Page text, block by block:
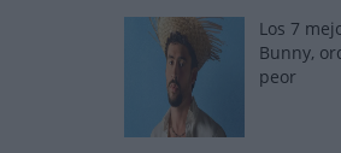
Los 7
Bunny,
peor